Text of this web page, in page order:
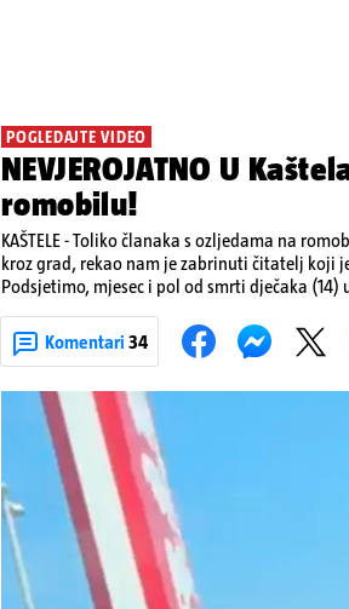
POGLEDAJTE VIDEO
NEVJEROJATNO U
romobilu!
KAŠTELE - Toliko članaka s ozljedama na
kroz grad, rekao nam je zabrinuti čitatelj koji
Podsjetimo, mjesec i pol od smrti dječaka
u padu s romobila.
Komentari 34